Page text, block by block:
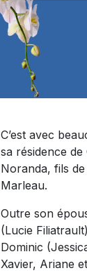
C’est avec
sa résidence
Noranda, fils
Marleau.
Outre son
(Lucie
Dominic
Xavier, Ariane